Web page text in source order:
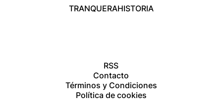
TRANQUERAHISTORIA
RSS
Contacto
Términos y Condiciones
Política de cookies